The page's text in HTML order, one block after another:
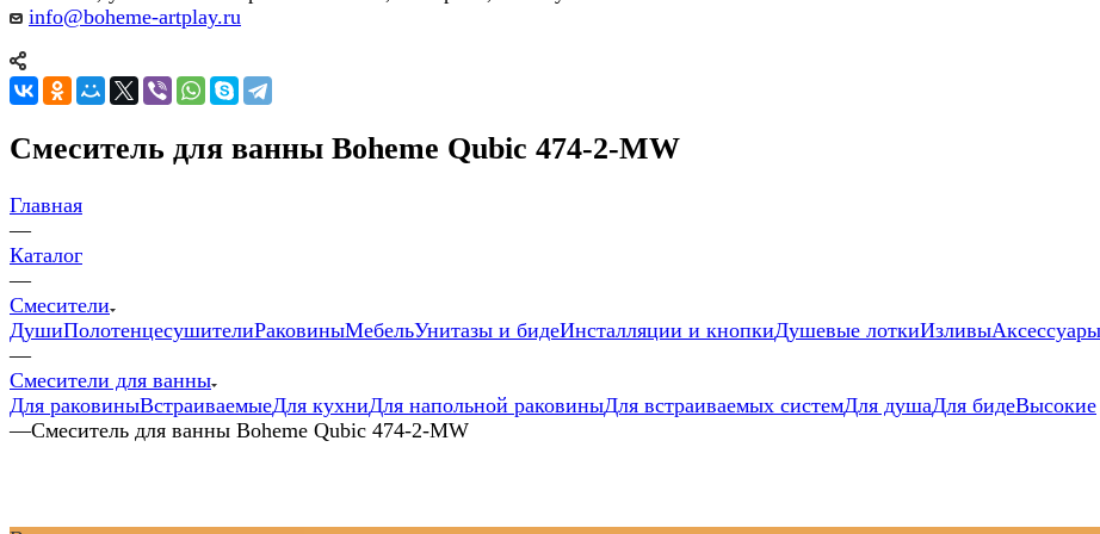
info@boheme-artplay.ru
Смеситель для ванны Boheme Qubic 474-2-MW
Главная
—
Каталог
—
Смесители
ДушиПолотенцесушителиРаковиныМебельУнитазы и бидеИнсталляции и кнопкиДушевые лоткиИзливыАксессуары
—
Смесители для ванны
Для раковиныВстраиваемыеДля кухниДля напольной раковиныДля встраиваемых системДля душаДля бидеВысокие
—Смеситель для ванны Boheme Qubic 474-2-MW